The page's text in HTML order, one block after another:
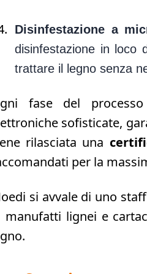
Disinfestazione a
disinfestazione in loco
trattare il legno senza
fase del
sofisticate,
rilasciata una
per la
si avvale di uno
manufatti lignei e